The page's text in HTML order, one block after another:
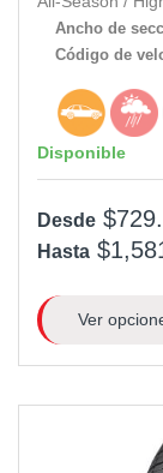
Ancho de
Código de
Disponible
Desde
Hasta
Ver